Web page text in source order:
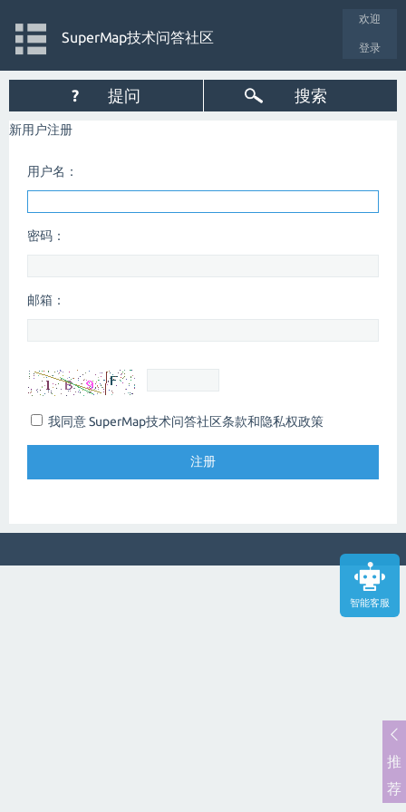
智能客服
欢迎
登录
SuperMap技术问答社区
? 提问 搜索
新用户注册
用户名：
密码：
邮箱：
我同意 SuperMap技术问答社区条款和隐私权政策